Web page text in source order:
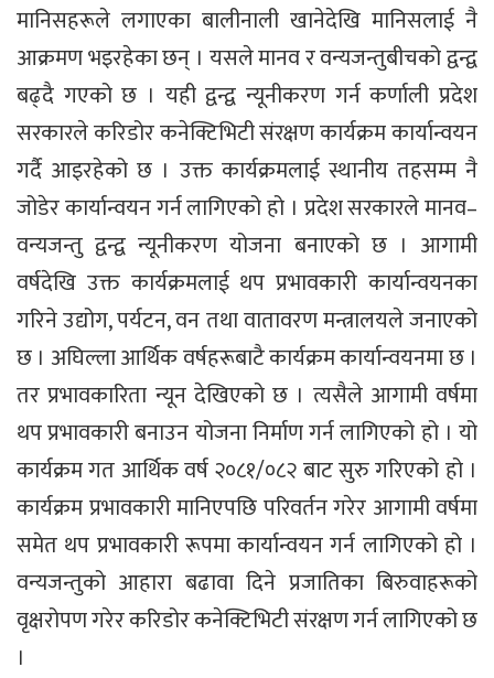
मानिसहरूले लगाएका बालीनाली खानेदेखि मानिसलाई नै
आक्रमण भइरहेका छन् । यसले मानव र वन्यजन्तुबीचको द्वन्द्व
बढ्दै गएको छ । यही द्वन्द्व न्यूनीकरण गर्न कर्णाली प्रदेश
सरकारले करिडोर कनेक्टिभिटी संरक्षण कार्यक्रम कार्यान्वयन
गर्दै आइरहेको छ । उक्त कार्यक्रमलाई स्थानीय तहसम्म नै
जोडेर कार्यान्वयन गर्न लागिएको हो । प्रदेश सरकारले मानव–
वन्यजन्तु द्वन्द्व न्यूनीकरण योजना बनाएको छ । आगामी
वर्षदेखि उक्त कार्यक्रमलाई थप प्रभावकारी कार्यान्वयनका
गरिने उद्योग, पर्यटन, वन तथा वातावरण मन्त्रालयले जनाएको
छ । अघिल्ला आर्थिक वर्षहरूबाटै कार्यक्रम कार्यान्वयनमा छ ।
तर प्रभावकारिता न्यून देखिएको छ । त्यसैले आगामी वर्षमा
थप प्रभावकारी बनाउन योजना निर्माण गर्न लागिएको हो । यो
कार्यक्रम गत आर्थिक वर्ष २०८१/०८२ बाट सुरु गरिएको हो ।
कार्यक्रम प्रभावकारी मानिएपछि परिवर्तन गरेर आगामी वर्षमा
समेत थप प्रभावकारी रूपमा कार्यान्वयन गर्न लागिएको हो ।
वन्यजन्तुको आहारा बढावा दिने प्रजातिका बिरुवाहरूको
वृक्षरोपण गरेर करिडोर कनेक्टिभिटी संरक्षण गर्न लागिएको छ
।